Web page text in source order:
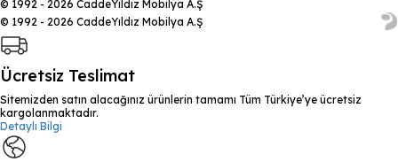
© 1992 - 2026 CaddeYıldız Mobilya A.Ş
© 1992 - 2026 CaddeYıldız Mobilya A.Ş
Ücretsiz Teslimat
Sitemizden satın alacağınız ürünlerin tamamı Tüm Türkiye’ye ücretsiz
kargolanmaktadır.
Detaylı Bilgi